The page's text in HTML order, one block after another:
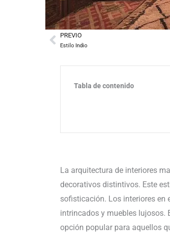
Prev
PREVIO
Estilo Indio
Tabla de contenido
La arquitectura de interiores
decorativos distintivos. Este
sofisticación. Los interiores en
intrincados y muebles lujosos.
opción popular para aquellos